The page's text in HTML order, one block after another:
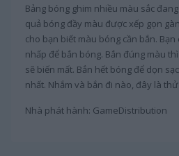
Bảng bóng ghim nhiều màu sắc
quả bóng đầy màu được xếp gọn
cho bạn biết màu bóng cần bắn.
nhấp để bắn bóng. Bắn đúng màu
sẽ biến mất. Bắn hết bóng để dọn
nhất. Nhắm và bắn đi nào, đây là
Nhà phát hành: GameDistribution